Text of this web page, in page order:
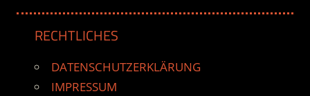
RECHTLICHES
DATENSCHUTZERKLÄRUNG
IMPRESSUM